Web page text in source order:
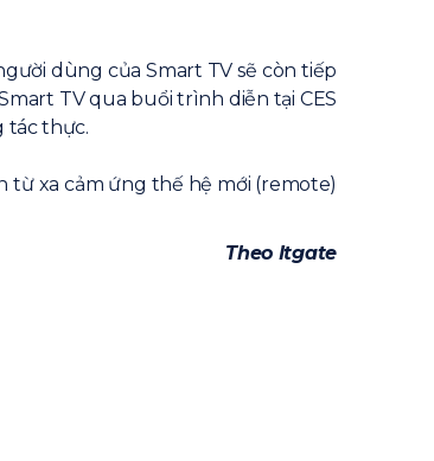
dùng của Smart TV sẽ còn tiếp
TV qua buổi trình diễn tại CES
tác thực.
từ xa cảm ứng thế hệ mới (remote)
Theo Itgate